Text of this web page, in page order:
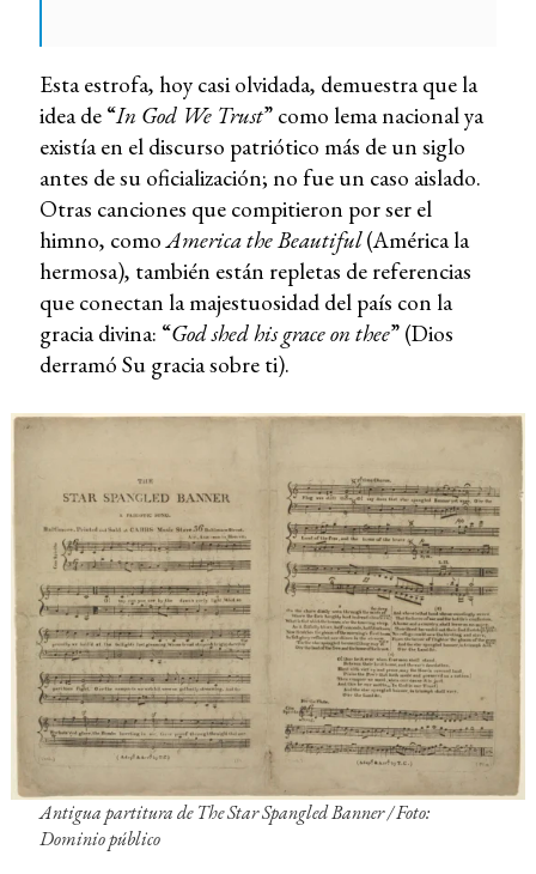
Esta estrofa, hoy casi olvidada, demuestra que la
idea de “In God We Trust” como lema nacional ya
existía en el discurso patriótico más de un siglo
antes de su oficialización; no fue un caso aislado.
Otras canciones que compitieron por ser el
himno, comoAmerica the Beautiful(América la
hermosa), también están repletas de referencias
que conectan la majestuosidad del país con la
gracia divina: “God shed his grace on thee” (Dios
derramó Su gracia sobre ti).
Antigua partitura deThe Star Spangled Banner/ Foto:
Dominio público